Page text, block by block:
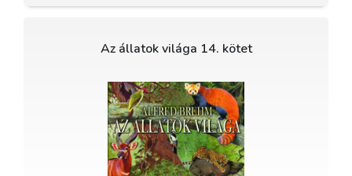
Az állatok világa 14. kötet